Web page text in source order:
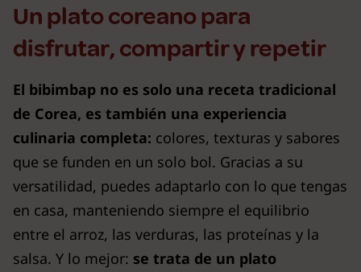
Un plato coreano para
disfrutar, compartir y repetir
El bibimbap no es solo una receta tradicional
de Corea, es también una experiencia
culinaria completa: colores, texturas y sabores
que se funden en un solo bol. Gracias a su
versatilidad, puedes adaptarlo con lo que tengas
en casa, manteniendo siempre el equilibrio
entre el arroz, las verduras, las proteínas y la
salsa. Y lo mejor: se trata de un plato